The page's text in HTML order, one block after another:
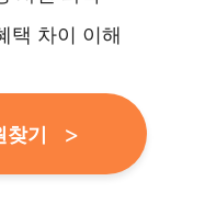
택 차이 이해
찾기